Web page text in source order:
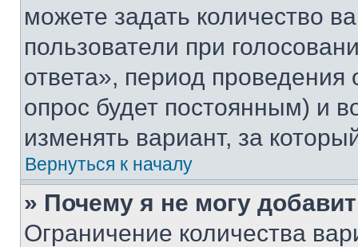
можете задать количество
пользователи при
ответа», период проведения
опрос будет постоянным) и
изменять вариант, за
Вернуться к началу
» Почему я не могу
Ограничение количества